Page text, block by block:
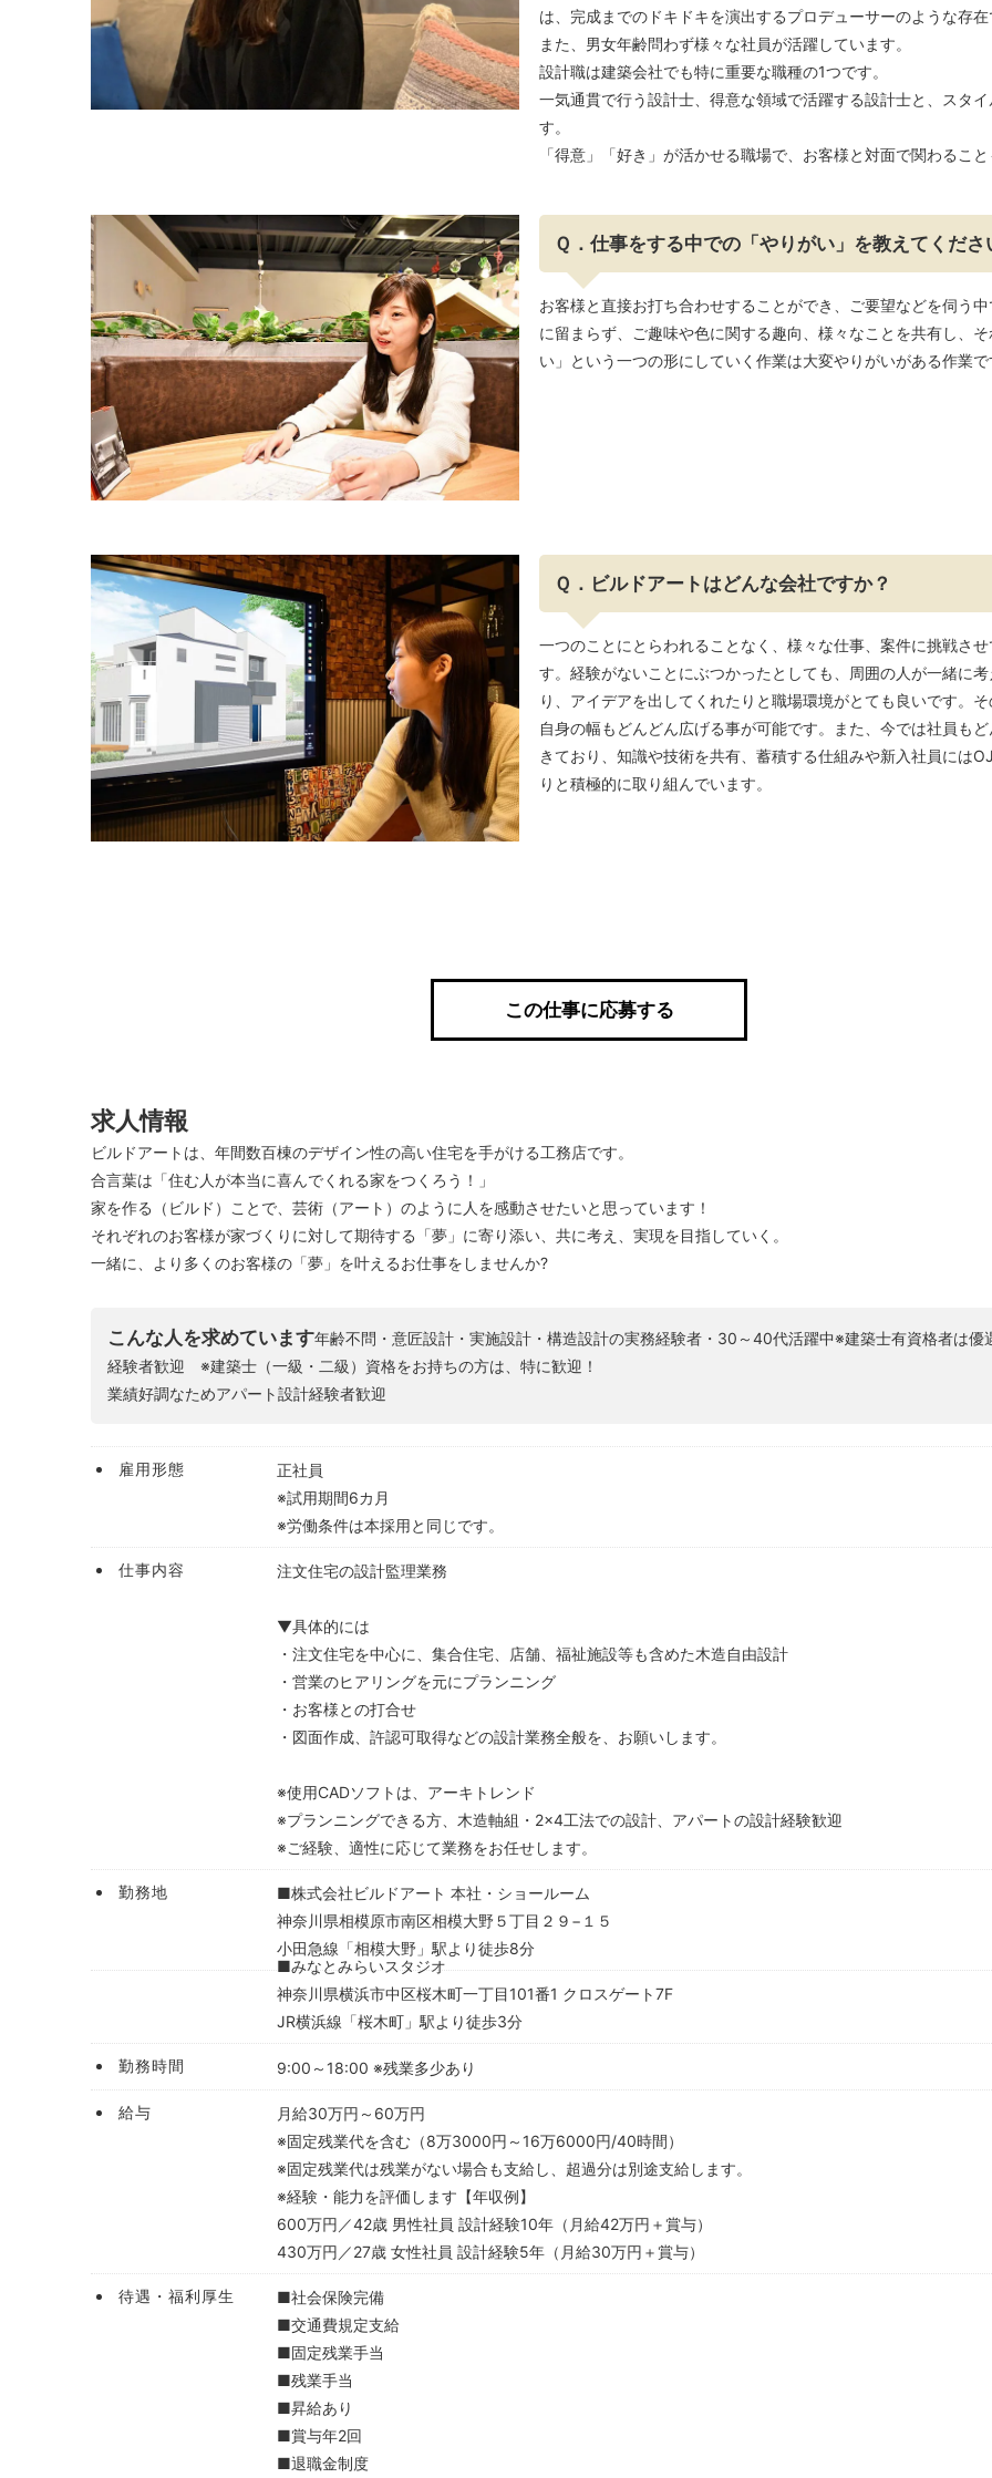
は、完成までのドキドキを演出するプロデューサーのような存
また、男女年齢問わず様々な社員が活躍しています。
設計職は建築会社でも特に重要な職種の1つです。
一気通貫で行う設計士、得意な領域で活躍する設計士と、スタ
す。
「得意」「好き」が活かせる職場で、お客様と対面で関わるこ
Ｑ．仕事をする中での「やりがい」を教えてくださ
お客様と直接お打ち合わせすることができ、ご要望などを伺う
に留まらず、ご趣味や色に関する趣向、様々なことを共有し、
い」という一つの形にしていく作業は大変やりがいがある作業
Ｑ．ビルドアートはどんな会社ですか？
一つのことにとらわれることなく、様々な仕事、案件に挑戦さ
す。経験がないことにぶつかったとしても、周囲の人が一緒に
り、アイデアを出してくれたりと職場環境がとても良いです。
自身の幅もどんどん広げる事が可能です。また、今では社員も
きており、知識や技術を共有、蓄積する仕組みや新入社員には
りと積極的に取り組んでいます。
この仕事に応募する
求人情報
ビルドアートは、年間数百棟のデザイン性の高い住宅を手がける工務店です。
合言葉は「住む人が本当に喜んでくれる家をつくろう！」
家を作る（ビルド）ことで、芸術（アート）のように人を感動させたいと思っています！
それぞれのお客様が家づくりに対して期待する「夢」に寄り添い、共に考え、実現を目指していく。
一緒に、より多くのお客様の「夢」を叶えるお仕事をしませんか?
こんな人を求めています年齢不問・意匠設計・実施設計・構造設計の実務経験者・30～40代活躍中※建築士有資格者は優
経験者歓迎 ※建築士（一級・二級）資格をお持ちの方は、特に歓迎！
業績好調なためアパート設計経験者歓迎
雇用形態
正社員
※試用期間6カ月
※労働条件は本採用と同じです。
仕事内容 注文住宅の設計監理業務
▼具体的には
・注文住宅を中心に、集合住宅、店舗、福祉施設等も含めた木造自由設計
・営業のヒアリングを元にプランニング
・お客様との打合せ
・図面作成、許認可取得などの設計業務全般を、お願いします。
※使用CADソフトは、アーキトレンド
※プランニングできる方、木造軸組・2×4工法での設計、アパートの設計経験歓迎
※ご経験、適性に応じて業務をお任せします。
勤務地
■株式会社ビルドアート 本社・ショールーム
神奈川県相模原市南区相模大野５丁目２９−１５
小田急線「相模大野」駅より徒歩8分
■みなとみらいスタジオ
神奈川県横浜市中区桜木町一丁目101番1 クロスゲート7F
JR横浜線「桜木町」駅より徒歩3分
勤務時間 9:00～18:00 ※残業多少あり
給与 月給30万円～60万円
※固定残業代を含む（8万3000円～16万6000円/40時間）
※固定残業代は残業がない場合も支給し、超過分は別途支給します。
※経験・能力を評価します 【年収例】
600万円／42歳 男性社員 設計経験10年（月給42万円＋賞与）
430万円／27歳 女性社員 設計経験5年（月給30万円＋賞与）
待遇・福利厚生
■社会保険完備
■交通費規定支給
■固定残業手当
■残業手当
■昇給あり
■賞与年2回
■退職金制度